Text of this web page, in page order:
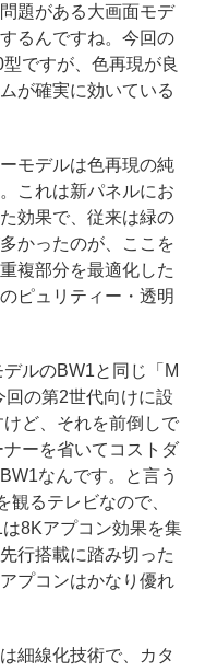
題がある大画面モデ
るんですね。今回の
ですが、色再現が良
が確実に効いている
モデルは色再現の純
これは新パネルにお
効果で、従来は緑の
かったのが、ここを
複部分を最適化した
ピュリティー・透明
ルのBW1と同じ「M
の第2世代向けに設
ど、それを前倒しで
ーを省いてコストダ
なんです。と言う
るテレビなので、
8Kアプコン効果を集
行搭載に踏み切った
プコンはかなり優れ
細線化技術で、カタ